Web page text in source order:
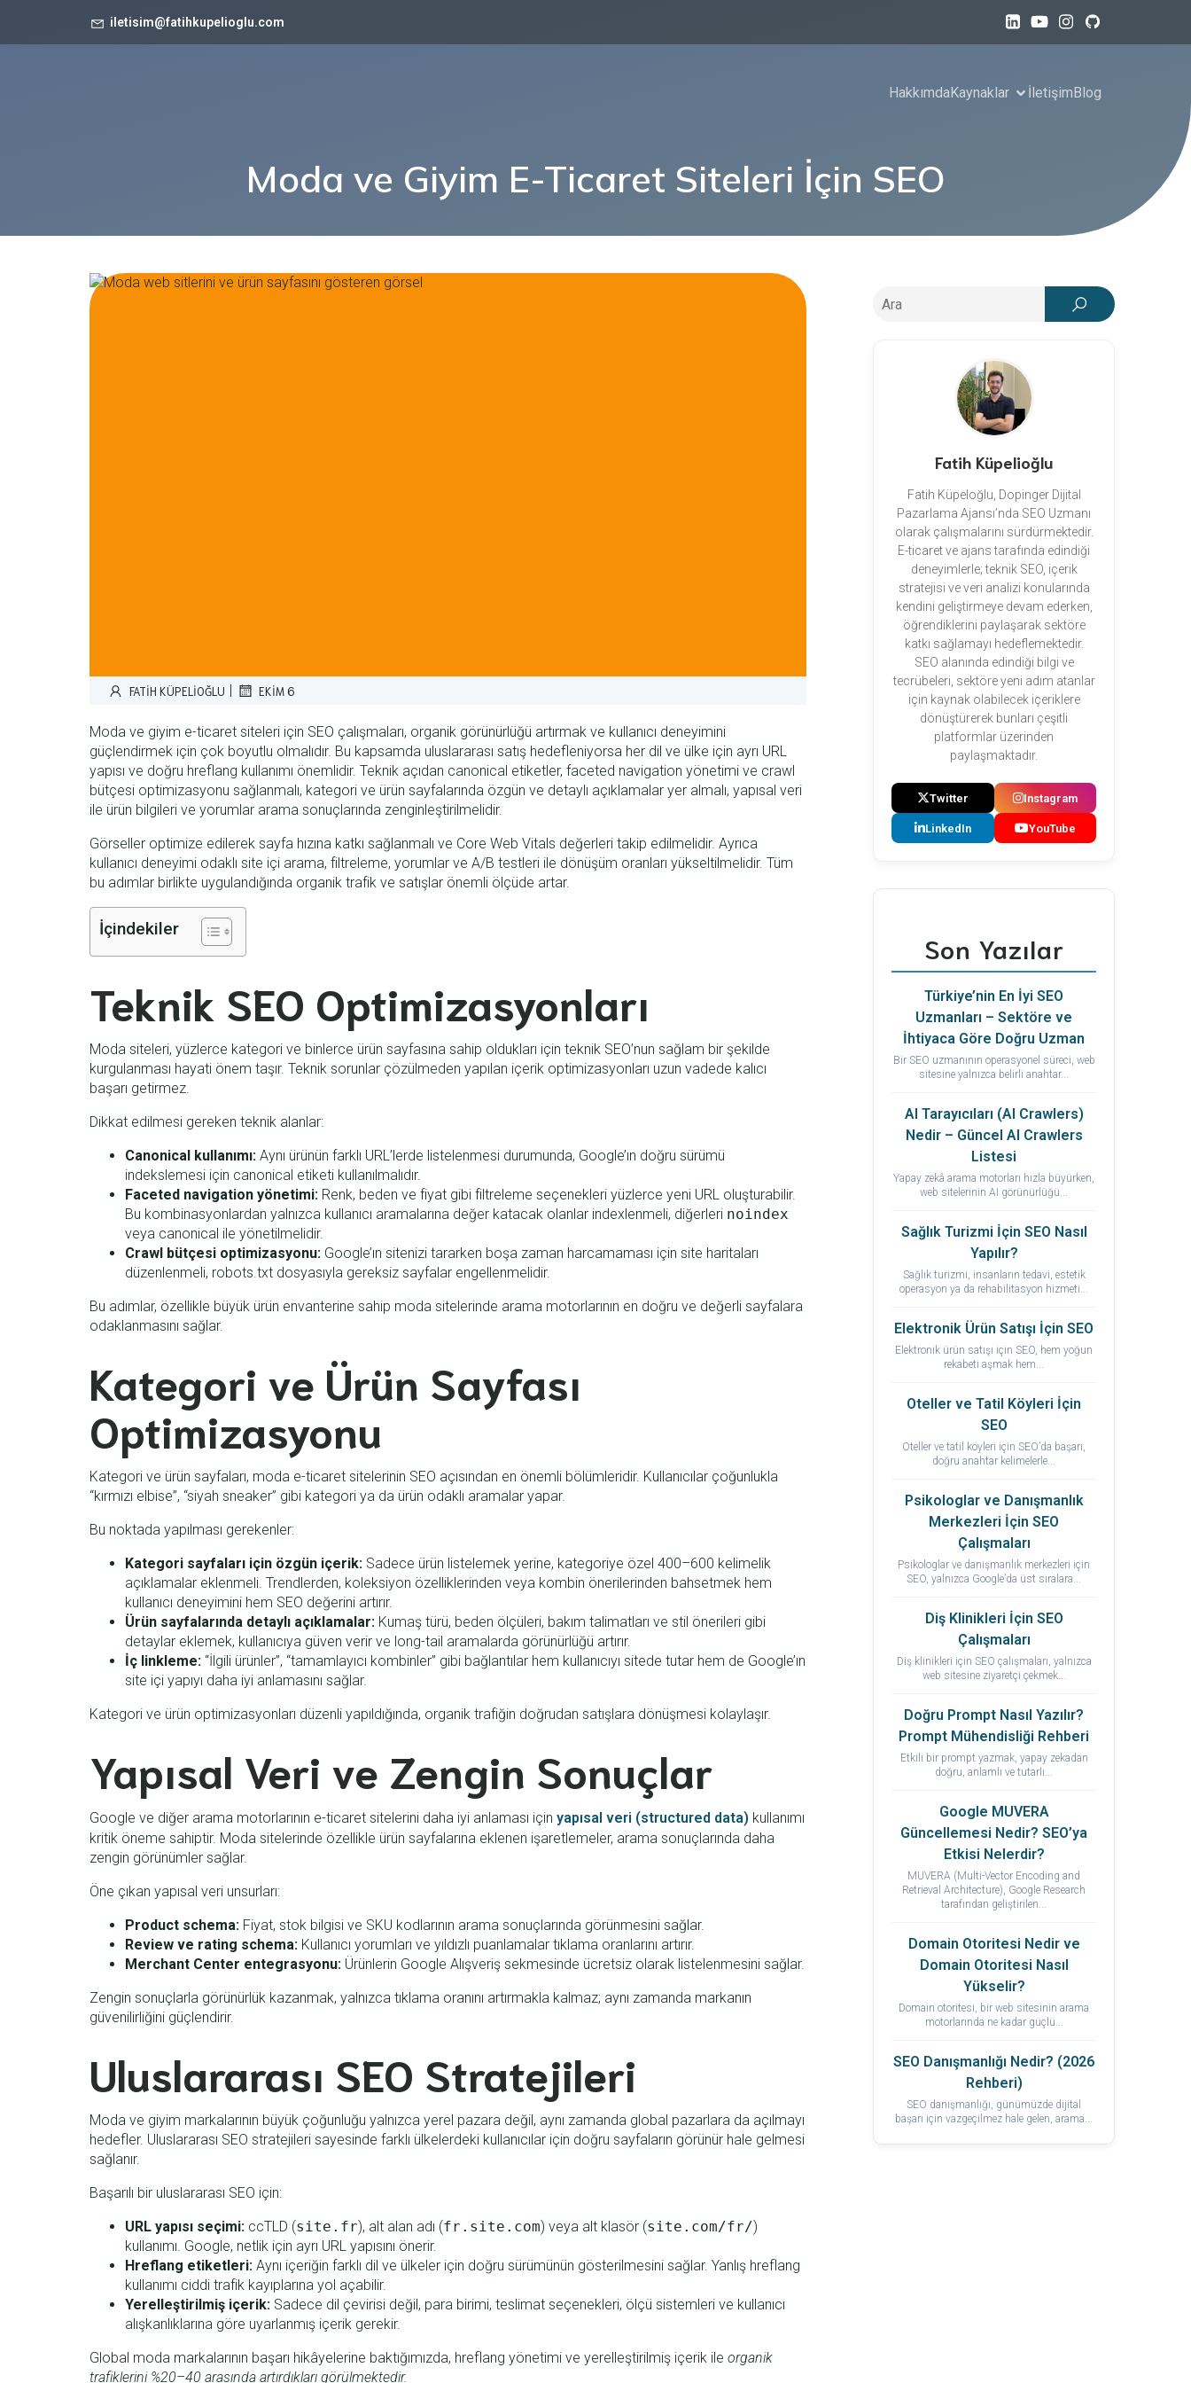
iletisim@fatihkupelioglu.com
HakkımdaKaynaklar İletişimBlog
Moda ve Giyim E-Ticaret Siteleri İçin SEO
FATIH KÜPELIOĞLU EKIM 6
Moda ve giyim e-ticaret siteleri için SEO çalışmaları, organik görünürlüğü artırmak ve kullanıcı deneyimini
güçlendirmek için çok boyutlu olmalıdır. Bu kapsamda uluslararası satış hedefleniyorsa her dil ve ülke için ayrı URL
yapısı ve doğru hreflang kullanımı önemlidir. Teknik açıdan canonical etiketler, faceted navigation yönetimi ve crawl
bütçesi optimizasyonu sağlanmalı, kategori ve ürün sayfalarında özgün ve detaylı açıklamalar yer almalı, yapısal veri
ile ürün bilgileri ve yorumlar arama sonuçlarında zenginleştirilmelidir.
Görseller optimize edilerek sayfa hızına katkı sağlanmalı ve Core Web Vitals değerleri takip edilmelidir. Ayrıca
kullanıcı deneyimi odaklı site içi arama, filtreleme, yorumlar ve A/B testleri ile dönüşüm oranları yükseltilmelidir. Tüm
bu adımlar birlikte uygulandığında organik trafik ve satışlar önemli ölçüde artar.
İçindekiler
Teknik SEO Optimizasyonları
Moda siteleri, yüzlerce kategori ve binlerce ürün sayfasına sahip oldukları için teknik SEO’nun sağlam bir şekilde
kurgulanması hayati önem taşır. Teknik sorunlar çözülmeden yapılan içerik optimizasyonları uzun vadede kalıcı
başarı getirmez.
Dikkat edilmesi gereken teknik alanlar:
Canonical kullanımı: Aynı ürünün farklı URL’lerde listelenmesi durumunda, Google’ın doğru sürümü
indekslemesi için canonical etiketi kullanılmalıdır.
Faceted navigation yönetimi: Renk, beden ve fiyat gibi filtreleme seçenekleri yüzlerce yeni URL oluşturabilir.
Bu kombinasyonlardan yalnızca kullanıcı aramalarına değer katacak olanlar indexlenmeli, diğerleri noindex
veya canonical ile yönetilmelidir.
Crawl bütçesi optimizasyonu: Google’ın sitenizi tararken boşa zaman harcamaması için site haritaları
düzenlenmeli, robots.txt dosyasıyla gereksiz sayfalar engellenmelidir.
Bu adımlar, özellikle büyük ürün envanterine sahip moda sitelerinde arama motorlarının en doğru ve değerli sayfalara
odaklanmasını sağlar.
Kategori ve Ürün Sayfası
Optimizasyonu
Kategori ve ürün sayfaları, moda e-ticaret sitelerinin SEO açısından en önemli bölümleridir. Kullanıcılar çoğunlukla
“kırmızı elbise”, “siyah sneaker” gibi kategori ya da ürün odaklı aramalar yapar.
Bu noktada yapılması gerekenler:
Kategori sayfaları için özgün içerik: Sadece ürün listelemek yerine, kategoriye özel 400–600 kelimelik
açıklamalar eklenmeli. Trendlerden, koleksiyon özelliklerinden veya kombin önerilerinden bahsetmek hem
kullanıcı deneyimini hem SEO değerini artırır.
Ürün sayfalarında detaylı açıklamalar: Kumaş türü, beden ölçüleri, bakım talimatları ve stil önerileri gibi
detaylar eklemek, kullanıcıya güven verir ve long-tail aramalarda görünürlüğü artırır.
İç linkleme: “İlgili ürünler”, “tamamlayıcı kombinler” gibi bağlantılar hem kullanıcıyı sitede tutar hem de Google’ın
site içi yapıyı daha iyi anlamasını sağlar.
Kategori ve ürün optimizasyonları düzenli yapıldığında, organik trafiğin doğrudan satışlara dönüşmesi kolaylaşır.
Yapısal Veri ve Zengin Sonuçlar
Google ve diğer arama motorlarının e-ticaret sitelerini daha iyi anlaması için yapısal veri (structured data) kullanımı
kritik öneme sahiptir. Moda sitelerinde özellikle ürün sayfalarına eklenen işaretlemeler, arama sonuçlarında daha
zengin görünümler sağlar.
Öne çıkan yapısal veri unsurları:
Product schema: Fiyat, stok bilgisi ve SKU kodlarının arama sonuçlarında görünmesini sağlar.
Review ve rating schema: Kullanıcı yorumları ve yıldızlı puanlamalar tıklama oranlarını artırır.
Merchant Center entegrasyonu: Ürünlerin Google Alışveriş sekmesinde ücretsiz olarak listelenmesini sağlar.
Zengin sonuçlarla görünürlük kazanmak, yalnızca tıklama oranını artırmakla kalmaz; aynı zamanda markanın
güvenilirliğini güçlendirir.
Uluslararası SEO Stratejileri
Moda ve giyim markalarının büyük çoğunluğu yalnızca yerel pazara değil, aynı zamanda global pazarlara da açılmayı
hedefler. Uluslararası SEO stratejileri sayesinde farklı ülkelerdeki kullanıcılar için doğru sayfaların görünür hale gelmesi
sağlanır.
Başarılı bir uluslararası SEO için:
URL yapısı seçimi: ccTLD (site.fr), alt alan adı (fr.site.com) veya alt klasör (site.com/fr/)
kullanımı. Google, netlik için ayrı URL yapısını önerir.
Hreflang etiketleri: Aynı içeriğin farklı dil ve ülkeler için doğru sürümünün gösterilmesini sağlar. Yanlış hreflang
kullanımı ciddi trafik kayıplarına yol açabilir.
Yerelleştirilmiş içerik: Sadece dil çevirisi değil, para birimi, teslimat seçenekleri, ölçü sistemleri ve kullanıcı
alışkanlıklarına göre uyarlanmış içerik gerekir.
Global moda markalarının başarı hikâyelerine baktığımızda, hreflang yönetimi ve yerelleştirilmiş içerik ile organik
trafiklerini %20–40 arasında artırdıkları görülmektedir.
Fatih Küpelioğlu
Fatih Küpeloğlu, Dopinger Dijital
Pazarlama Ajansı’nda SEO Uzmanı
olarak çalışmalarını sürdürmektedir.
E-ticaret ve ajans tarafında edindiği
deneyimlerle; teknik SEO, içerik
stratejisi ve veri analizi konularında
kendini geliştirmeye devam ederken,
öğrendiklerini paylaşarak sektöre
katkı sağlamayı hedeflemektedir.
SEO alanında edindiği bilgi ve
tecrübeleri, sektöre yeni adım atanlar
için kaynak olabilecek içeriklere
dönüştürerek bunları çeşitli
platformlar üzerinden
paylaşmaktadır.
Twitter Instagram
LinkedIn YouTube
Son Yazılar
Türkiye’nin En İyi SEO
Uzmanları – Sektöre ve
İhtiyaca Göre Doğru Uzman
Bir SEO uzmanının operasyonel süreci, web
sitesine yalnızca belirli anahtar...
AI Tarayıcıları (AI Crawlers)
Nedir – Güncel AI Crawlers
Listesi
Yapay zekâ arama motorları hızla büyürken,
web sitelerinin AI görünürlüğü...
Sağlık Turizmi İçin SEO Nasıl
Yapılır?
Sağlık turizmi, insanların tedavi, estetik
operasyon ya da rehabilitasyon hizmeti...
Elektronik Ürün Satışı İçin SEO
Elektronik ürün satışı için SEO, hem yoğun
rekabeti aşmak hem...
Oteller ve Tatil Köyleri İçin
SEO
Oteller ve tatil köyleri için SEO’da başarı,
doğru anahtar kelimelerle...
Psikologlar ve Danışmanlık
Merkezleri İçin SEO
Çalışmaları
Psikologlar ve danışmanlık merkezleri için
SEO, yalnızca Google’da üst sıralara...
Diş Klinikleri İçin SEO
Çalışmaları
Diş klinikleri için SEO çalışmaları, yalnızca
web sitesine ziyaretçi çekmek...
Doğru Prompt Nasıl Yazılır?
Prompt Mühendisliği Rehberi
Etkili bir prompt yazmak, yapay zekadan
doğru, anlamlı ve tutarlı...
Google MUVERA
Güncellemesi Nedir? SEO’ya
Etkisi Nelerdir?
MUVERA (Multi-Vector Encoding and
Retrieval Architecture), Google Research
tarafından geliştirilen...
Domain Otoritesi Nedir ve
Domain Otoritesi Nasıl
Yükselir?
Domain otoritesi, bir web sitesinin arama
motorlarında ne kadar güçlü...
SEO Danışmanlığı Nedir? (2026
Rehberi)
SEO danışmanlığı, günümüzde dijital
başarı için vazgeçilmez hale gelen, arama...